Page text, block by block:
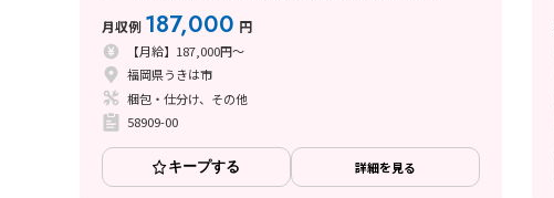
月収例 187,000 円
【月給】187,000円～
福岡県うきは市
梱包・仕分け、その他
58909-00
キープする 詳細を見る